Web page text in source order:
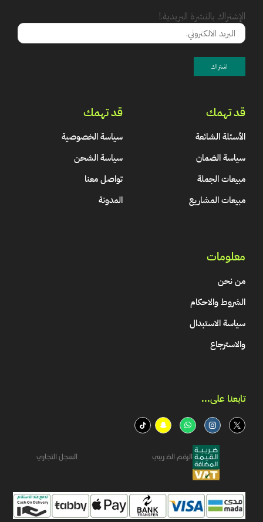
الإشتراك بالنشرة البريدية.!
قد تهمك
الأسئلة الشائعة
سياسة الضمان
مبيعات الجملة
مبيعات المشاريع
قد تهمك
سياسة الخصوصية
سياسة الشحن
تواصل معنا
المدونة
معلومات
من نحن
الشروط والاحكام
سياسة الاستبدال
والاسترجاع
تابعنا على...​
الرقم الضريبي السجل التجاري